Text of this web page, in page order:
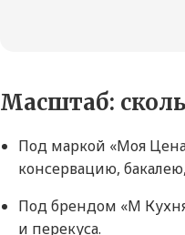
Масштаб:
Под маркой «Моя
консервацию,
Под брендом «М
и перекуса.